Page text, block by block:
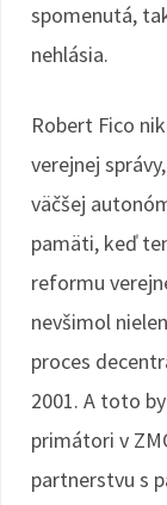
spomenutá,
nehlásia.
Robert Fico
verejnej
väčšej
pamäti, keď
reformu
nevšimol
proces
2001. A toto
primátori v
partnerstvu s